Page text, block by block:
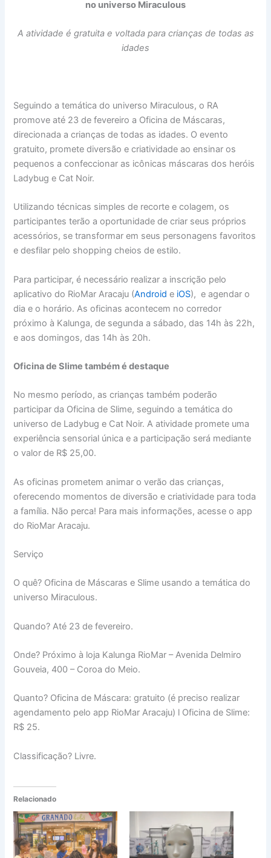
no universo Miraculous
A atividade é gratuita e voltada para crianças de todas as
idades
Seguindo a temática do universo Miraculous, o RA
promove até 23 de fevereiro a Oficina de Máscaras,
direcionada a crianças de todas as idades. O evento
gratuito, promete diversão e criatividade ao ensinar os
pequenos a confeccionar as icônicas máscaras dos heróis
Ladybug e Cat Noir.
Utilizando técnicas simples de recorte e colagem, os
participantes terão a oportunidade de criar seus próprios
acessórios, se transformar em seus personagens favoritos
e desfilar pelo shopping cheios de estilo.
Para participar, é necessário realizar a inscrição pelo
aplicativo do RioMar Aracaju (Android e iOS), e agendar o
dia e o horário. As oficinas acontecem no corredor
próximo à Kalunga, de segunda a sábado, das 14h às 22h,
e aos domingos, das 14h às 20h.
Oficina de Slime também é destaque
No mesmo período, as crianças também poderão
participar da Oficina de Slime, seguindo a temática do
universo de Ladybug e Cat Noir. A atividade promete uma
experiência sensorial única e a participação será mediante
o valor de R$ 25,00.
As oficinas prometem animar o verão das crianças,
oferecendo momentos de diversão e criatividade para toda
a família. Não perca! Para mais informações, acesse o app
do RioMar Aracaju.
Serviço
O quê? Oficina de Máscaras e Slime usando a temática do
universo Miraculous.
Quando? Até 23 de fevereiro.
Onde? Próximo à loja Kalunga RioMar – Avenida Delmiro
Gouveia, 400 – Coroa do Meio.
Quanto? Oficina de Máscara: gratuito (é preciso realizar
agendamento pelo app RioMar Aracaju) l Oficina de Slime:
R$ 25.
Classificação? Livre.
Relacionado